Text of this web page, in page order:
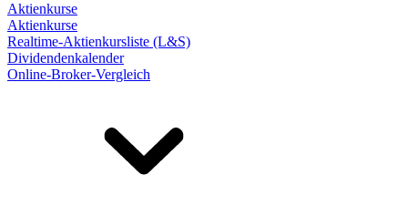
Aktienkurse
Aktienkurse
Realtime-Aktienkursliste (L&S)
Dividendenkalender
Online-Broker-Vergleich